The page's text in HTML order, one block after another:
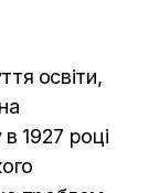
освіти,
1927 році